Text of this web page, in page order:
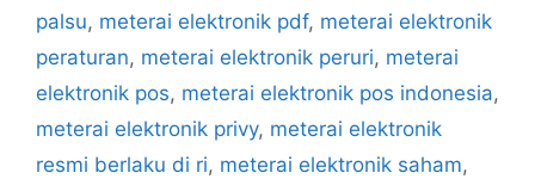
palsu, meterai elektronik pdf, meterai elektronik
peraturan, meterai elektronik peruri, meterai
elektronik pos, meterai elektronik pos indonesia,
meterai elektronik privy, meterai elektronik
resmi berlaku di ri, meterai elektronik saham,